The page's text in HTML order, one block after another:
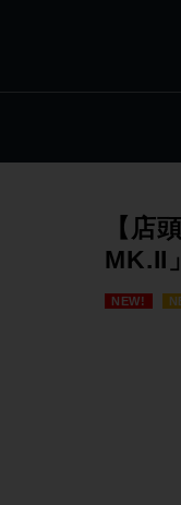
【店
MK.II
NEW!